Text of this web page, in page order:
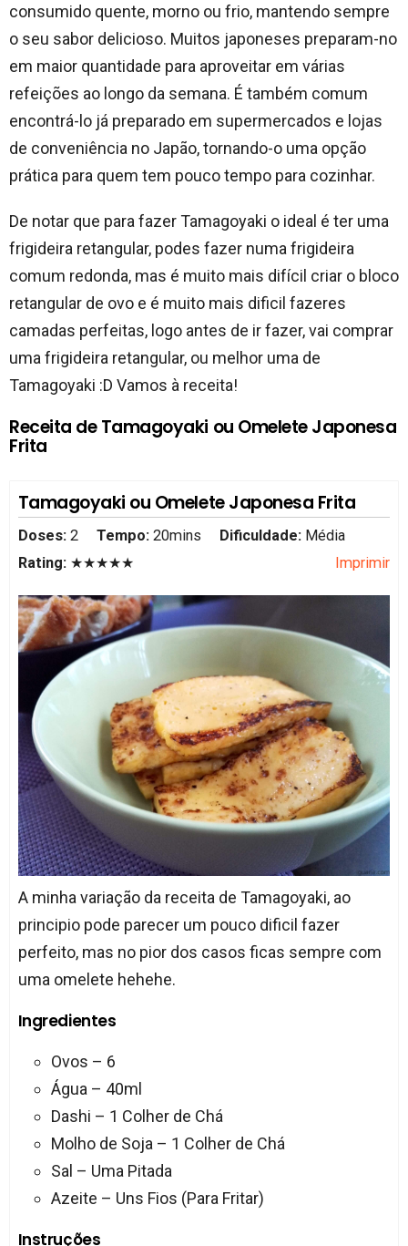
consumido quente, morno ou frio, mantendo sempre
o seu sabor delicioso. Muitos japoneses preparam-no
em maior quantidade para aproveitar em várias
refeições ao longo da semana. É também comum
encontrá-lo já preparado em supermercados e lojas
de conveniência no Japão, tornando-o uma opção
prática para quem tem pouco tempo para cozinhar.
De notar que para fazer Tamagoyaki o ideal é ter uma
frigideira retangular, podes fazer numa frigideira
comum redonda, mas é muito mais difícil criar o bloco
retangular de ovo e é muito mais dificil fazeres
camadas perfeitas, logo antes de ir fazer, vai comprar
uma frigideira retangular, ou melhor uma de
Tamagoyaki :D Vamos à receita!
Receita de Tamagoyaki ou Omelete Japonesa
Frita
Tamagoyaki ou Omelete Japonesa Frita
Doses: 2 Tempo: 20mins Dificuldade: Média
Rating: ★★★★★ Imprimir
A minha variação da receita de Tamagoyaki, ao
principio pode parecer um pouco dificil fazer
perfeito, mas no pior dos casos ficas sempre com
uma omelete hehehe.
Ingredientes
Ovos – 6
Água – 40ml
Dashi – 1 Colher de Chá
Molho de Soja – 1 Colher de Chá
Sal – Uma Pitada
Azeite – Uns Fios (Para Fritar)
Instruções